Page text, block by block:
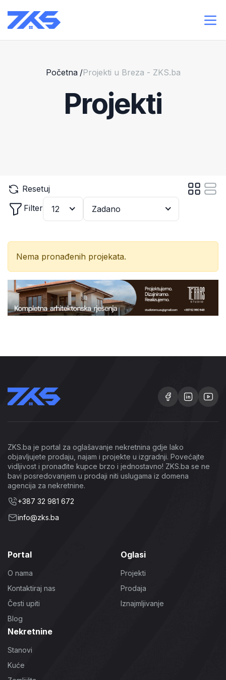
Početna /Projekti u Breza - ZKS.ba
Projekti
Resetuj
Filter
12 Zadano
Nema pronađenih projekata.
ZKS.ba je portal za oglašavanje nekretnina gdje lako
objavljujete prodaju, najam i projekte u izgradnji. Povećajte
vidljivost i pronađite kupce brzo i jednostavno! ZKS.ba se ne
bavi posredovanjem u prodaji niti uslugama iz domena
agencija za nekretnine.
+387 32 981 672
info@zks.ba
Portal
O nama
Kontaktiraj nas
Česti upiti
Blog
Oglasi
Projekti
Prodaja
Iznajmljivanje
Nekretnine
Stanovi
Kuće